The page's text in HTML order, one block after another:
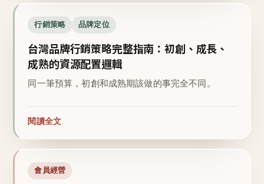
行銷策略 品牌定位
台灣品牌行銷策略完整指南：初創、成長、
成熟的資源配置邏輯
同一筆預算，初創和成熟期該做的事完全不同。
閱讀全文
會員經營